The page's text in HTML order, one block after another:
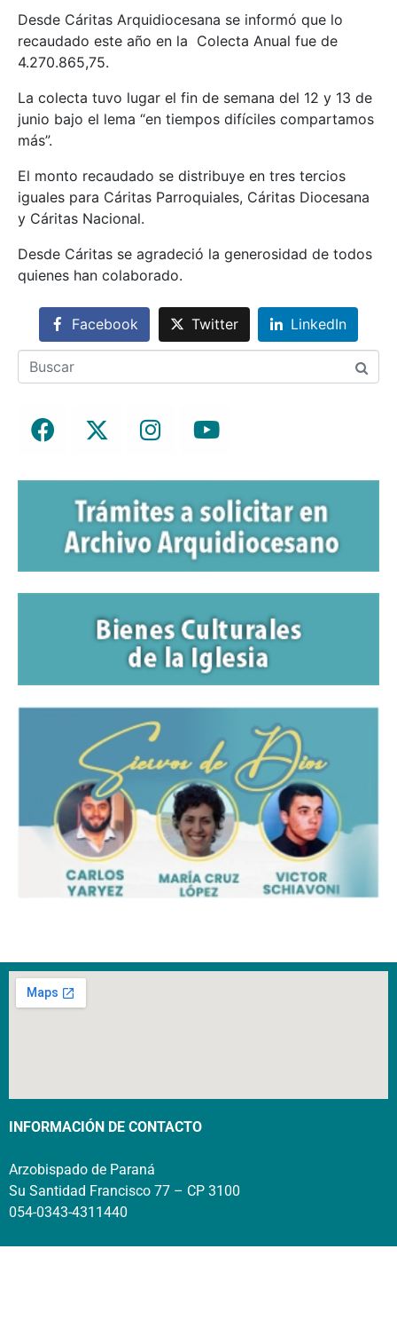
Desde Cáritas Arquidiocesana se informó que lo
recaudado este año en la Colecta Anual fue de
4.270.865,75.
La colecta tuvo lugar el fin de semana del 12 y 13 de
junio bajo el lema “en tiempos difíciles compartamos
más”.
El monto recaudado se distribuye en tres tercios
iguales para Cáritas Parroquiales, Cáritas Diocesana
y Cáritas Nacional.
Desde Cáritas se agradeció la generosidad de todos
quienes han colaborado.
Facebook Twitter LinkedIn
INFORMACIÓN DE CONTACTO
Arzobispado de Paraná
Su Santidad Francisco 77 – CP 3100
054-0343-4311440